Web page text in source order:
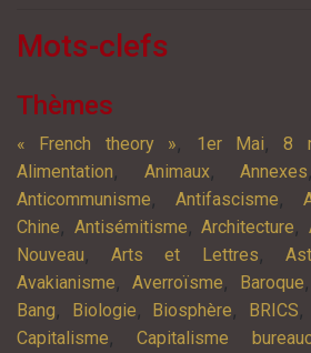
Mots-clefs
Thèmes
« French theory », 1er Mai,8
Alimentation, Animaux,Annexes
Anticommunisme, Antifascisme,
Chine, Antisémitisme,Architecture,
Nouveau,Arts et Lettres,
Avakianisme,Averroïsme, Baroque,
Bang, Biologie, Biosphère, BRICS
Capitalisme,Capitalisme